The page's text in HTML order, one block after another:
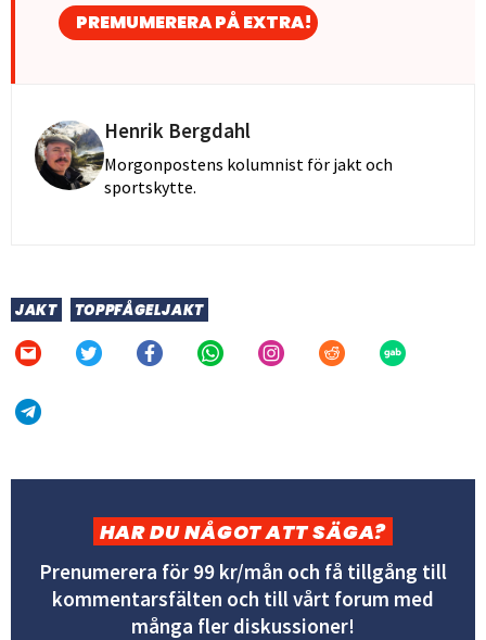
PREMUMERERA PÅ EXTRA!
Henrik Bergdahl
Morgonpostens kolumnist för jakt och
sportskytte.
JAKT TOPPFÅGELJAKT
HAR DU NÅGOT ATT SÄGA?
Prenumerera för 99 kr/mån och få tillgång till
kommentarsfälten och till vårt forum med
många fler diskussioner!